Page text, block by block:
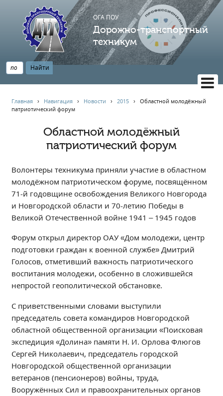
ОГА ПОУ
Дорожно-транспортный
техникум
НАВИГАЦИЯ
Главная
Профессионалитет
Опрос по качеству образования
Новости
Наблюдательный совет
Информация
Профориентация
Обращения онлайн
Контакты
Региональный центр по профилактике ДДТТ
Учебно-производственный комплекс
Центр карьеры
Противодействие коррупции
Всероссийское чемпионатное движение
Региональная инновационная площадка
СВЕДЕНИЯ ОБ ОБРАЗОВАТЕЛЬНОЙ ОРГАНИЗАЦИИ
Главная › Навигация › Новости ›2015 ›Областной молодёжный
патриотический форум
Областной молодёжный
патриотический форум
Волонтеры техникума приняли участие в областном
молодёжном патриотическом форуме, посвящённом
71-й годовщине освобождения Великого Новгорода
и Новгородской области и 70-летию Победы в
Великой Отечественной войне 1941 – 1945 годов
Форум открыл директор ОАУ «Дом молодежи, центр
подготовки граждан к военной службе» Дмитрий
Голосов, отметивший важность патриотического
воспитания молодежи, особенно в сложившейся
непростой геополитической обстановке.
С приветственными словами выступили
председатель совета командиров Новгородской
областной общественной организации «Поисковая
экспедиция «Долина» памяти Н. И. Орлова Флюгов
Сергей Николаевич, председатель городской
Новгородской общественной организации
ветеранов (пенсионеров) войны, труда,
Вооружённых Сил и правоохранительных органов